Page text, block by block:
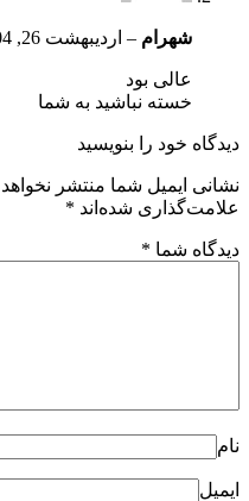
شهرام – اردیبهشت 26, 1404
عالی بود
خسته نباشید به شما
دیدگاه خود را بنویسید
نشانی ایمیل شما منتشر
علامت‌گذاری شده‌اند *
دیدگاه شما *
نام
ایمیل